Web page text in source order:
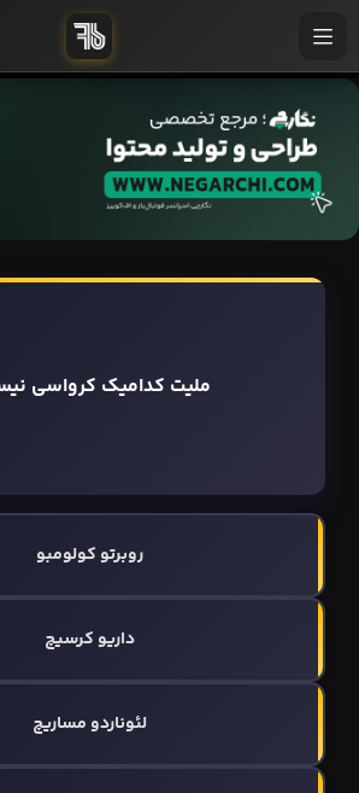
ملیت کدامیک کرواسی
روبرتو کولومبو
داریو کرسیچ
لئوناردو مساریچ